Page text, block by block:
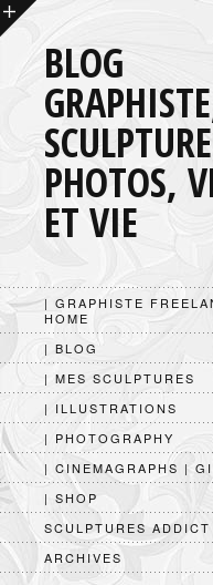
BLOG
PHOTOS,
ET VIE
| GRAPHISTE
HOME
| BLOG
| MES SCULPTURES
| ILLUSTRATIONS
| PHOTOGRAPHY
| CINEMAGRAPHS |
| SHOP
SCULPTURES ADDICT
ARCHIVES
https://